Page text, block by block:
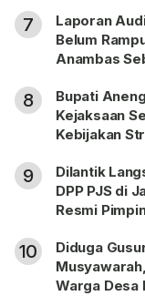
7
Laporan
Belum
Anambas
8
Bupati
Kejaksaan
Kebijakan
9
Dilantik
DPP PJS di
Resmi
10
Diduga
Warga Desa